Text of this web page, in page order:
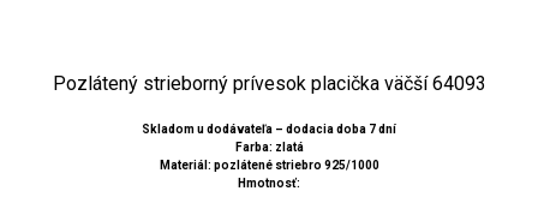
Pozlátený strieborný prívesok placička väčší 64093
Skladom u dodávateľa – dodacia doba 7 dní
Farba: zlatá
Materiál: pozlátené striebro 925/1000
Hmotnosť: